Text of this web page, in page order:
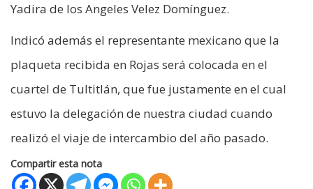
Yadira de los Angeles Velez Domínguez.
Indicó además el representante mexicano que la
plaqueta recibida en Rojas será colocada en el
cuartel de Tultitlán, que fue justamente en el cual
estuvo la delegación de nuestra ciudad cuando
realizó el viaje de intercambio del año pasado.
Compartir esta nota